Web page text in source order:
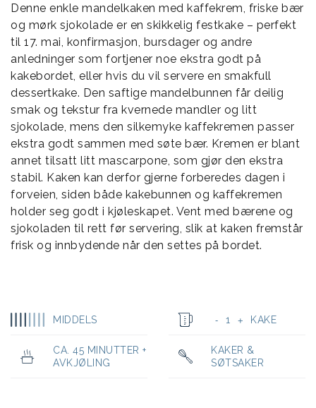
Denne enkle mandelkaken med kaffekrem, friske bær
og mørk sjokolade er en skikkelig festkake – perfekt
til 17. mai, konfirmasjon, bursdager og andre
anledninger som fortjener noe ekstra godt på
kakebordet, eller hvis du vil servere en smakfull
dessertkake. Den saftige mandelbunnen får deilig
smak og tekstur fra kvernede mandler og litt
sjokolade, mens den silkemyke kaffekremen passer
ekstra godt sammen med søte bær. Kremen er blant
annet tilsatt litt mascarpone, som gjør den ekstra
stabil. Kaken kan derfor gjerne forberedes dagen i
forveien, siden både kakebunnen og kaffekremen
holder seg godt i kjøleskapet. Vent med bærene og
sjokoladen til rett før servering, slik at kaken fremstår
frisk og innbydende når den settes på bordet.
MIDDELS - 1 + KAKE
CA. 45 MINUTTER +
AVKJØLING
KAKER &
SØTSAKER